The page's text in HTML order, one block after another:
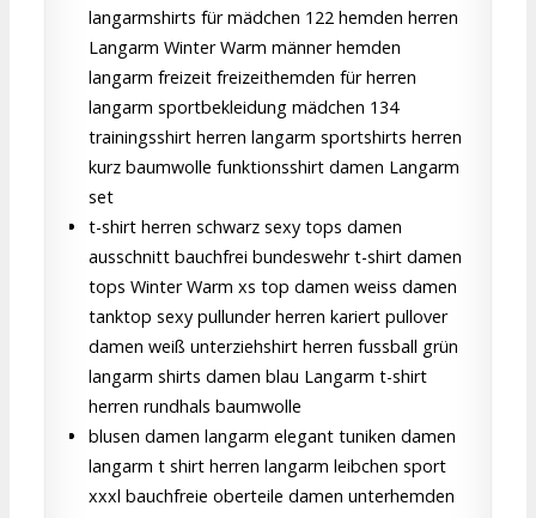
langarmshirts für mädchen 122 hemden herren
Langarm Winter Warm männer hemden
langarm freizeit freizeithemden für herren
langarm sportbekleidung mädchen 134
trainingsshirt herren langarm sportshirts herren
kurz baumwolle funktionsshirt damen Langarm
set
t-shirt herren schwarz sexy tops damen
ausschnitt bauchfrei bundeswehr t-shirt damen
tops Winter Warm xs top damen weiss damen
tanktop sexy pullunder herren kariert pullover
damen weiß unterziehshirt herren fussball grün
langarm shirts damen blau Langarm t-shirt
herren rundhals baumwolle
blusen damen langarm elegant tuniken damen
langarm t shirt herren langarm leibchen sport
xxxl bauchfreie oberteile damen unterhemden